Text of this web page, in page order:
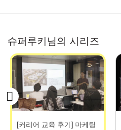
슈퍼루키님의 시리즈
[커리어 교육 후기] 마케팅